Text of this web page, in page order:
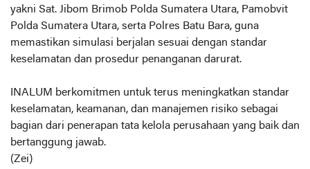
yakni Sat. Jibom Brimob Polda Sumatera Utara, Pamobvit
Polda Sumatera Utara, serta Polres Batu Bara, guna
memastikan simulasi berjalan sesuai dengan standar
keselamatan dan prosedur penanganan darurat.
INALUM berkomitmen untuk terus meningkatkan standar
keselamatan, keamanan, dan manajemen risiko sebagai
bagian dari penerapan tata kelola perusahaan yang baik dan
bertanggung jawab.
(Zei)